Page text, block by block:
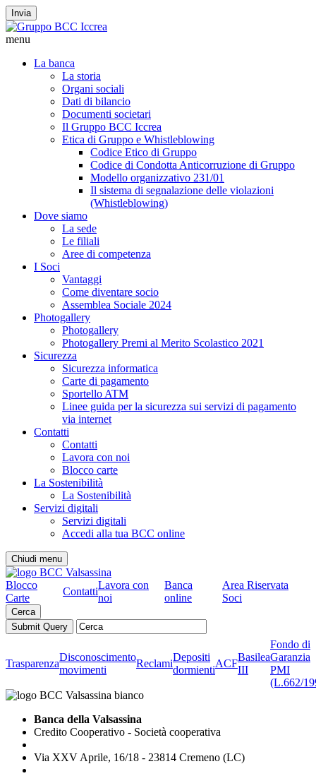
Invia
menu
La banca
La storia
Organi sociali
Dati di bilancio
Documenti societari
Il Gruppo BCC Iccrea
Etica di Gruppo e Whistleblowing
Codice Etico di Gruppo
Codice di Condotta Anticorruzione di Gruppo
Modello organizzativo 231/01
Il sistema di segnalazione delle violazioni
(Whistleblowing)
Dove siamo
La sede
Le filiali
Aree di competenza
I Soci
Vantaggi
Come diventare socio
Assemblea Sociale 2024
Photogallery
Photogallery
Photogallery Premi al Merito Scolastico 2021
Sicurezza
Sicurezza informatica
Carte di pagamento
Sportello ATM
Linee guida per la sicurezza sui servizi di pagamento
via internet
Contatti
Contatti
Lavora con noi
Blocco carte
La Sostenibilità
La Sostenibilità
Servizi digitali
Servizi digitali
Accedi alla tua BCC online
Chiudi menu
Blocco
Carte
Contatti
Lavora con
noi
Banca
online
Area Riservata
Soci
Cerca
Trasparenza
Disconoscimento
movimenti
Reclami
Depositi
dormienti
ACF
Basilea
III
Fondo di
Garanzia
PMI
(L.662/
Banca della Valsassina
Credito Cooperativo - Società cooperativa
Via XXV Aprile, 16/18 - 23814 Cremeno (LC)